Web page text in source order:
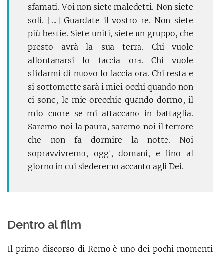
sfamati. Voi non siete maledetti. Non siete
soli. […] Guardate il vostro re. Non siete
più bestie. Siete uniti, siete un gruppo, che
presto avrà la sua terra. Chi vuole
allontanarsi lo faccia ora. Chi vuole
sfidarmi di nuovo lo faccia ora. Chi resta e
si sottomette sarà i miei occhi quando non
ci sono, le mie orecchie quando dormo, il
mio cuore se mi attaccano in battaglia.
Saremo noi la paura, saremo noi il terrore
che non fa dormire la notte. Noi
sopravvivremo, oggi, domani, e fino al
giorno in cui siederemo accanto agli Dei.
Dentro al film
Il primo discorso di Remo è uno dei pochi momenti